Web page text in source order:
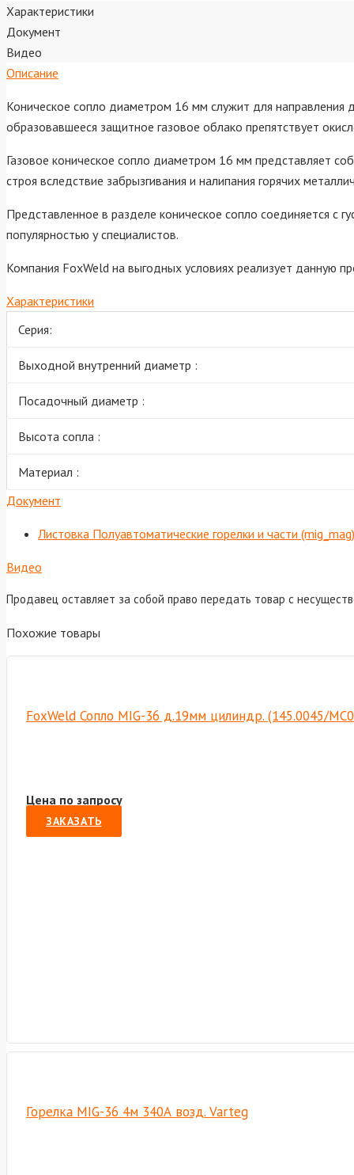
Характеристики
Документ
Видео
Описание
Коническое сопло диаметром 16 мм служит для направления
образовавшееся защитное газовое облако препятствует
Газовое коническое сопло диаметром 16 мм представляет
строя вследствие забрызгивания и налипания горячих
Представленное в разделе коническое сопло соединяется с
популярностью у специалистов.
Компания FoxWeld на выгодных условиях реализует данную
Характеристики
Серия:
Выходной внутренний диаметр :
Посадочный диаметр :
Высота сопла :
Материал :
Документ
Листовка Полуавтоматические горелки и части (mig_mag)
Видео
Продавец оставляет за собой право передать товар с
Похожие товары
FoxWeld Сопло MIG-36 д.19мм цилиндр. (145.0045/
Цена по запросу
ЗАКАЗАТЬ
Горелка MIG-36 4м 340А возд. Varteg